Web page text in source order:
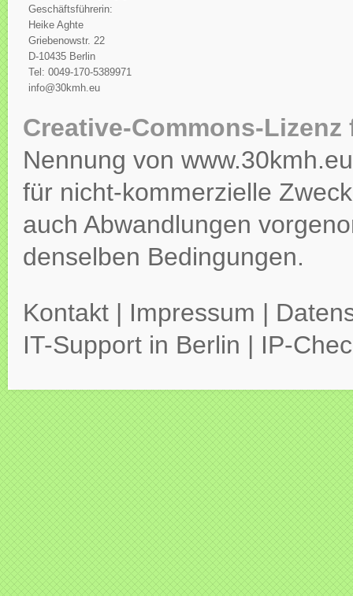
Geschäftsführerin:
Heike Aghte
Griebenowstr. 22
D-10435 Berlin
Tel: 0049-170-5389971
info@30kmh.eu
Creative-Commons-
Nennung von
für nicht-kommerzielle
auch Abwandlungen
denselben Bedingungen.
Kontakt | Impressum |
IT-Support in Berlin | IP-